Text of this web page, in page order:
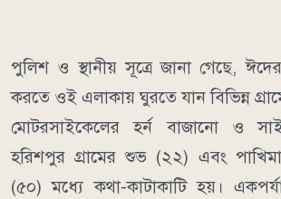
পুলিশ ও স্থানীয় সূত্রে জানা গেছে,
করতে ওই এলাকায় ঘুরতে যান বিভিন্ন
মোটরসাইকেলের হর্ন বাজানো ও
হরিশপুর গ্রামের শুভ (২২) এবং
(৫০) মধ্যে কথা-কাটাকাটি হয়।